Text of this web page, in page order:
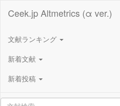
Ceek.jp Altmetrics (α ver.)
文献ランキング
新着文献
新着投稿